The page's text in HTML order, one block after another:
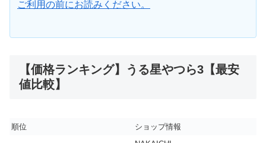
ご利用の前にお読みください。
【価格ランキング】うる星やつら3【最安
値比較】
順位 ショップ情報